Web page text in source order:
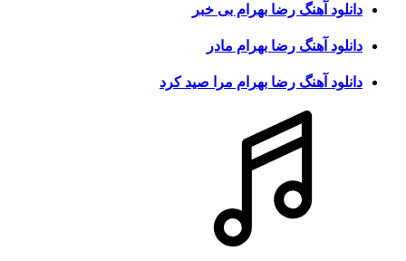
دانلود آهنگ رضا بهرام بی خبر
دانلود آهنگ رضا بهرام مادر
دانلود آهنگ رضا بهرام مرا صید کرد